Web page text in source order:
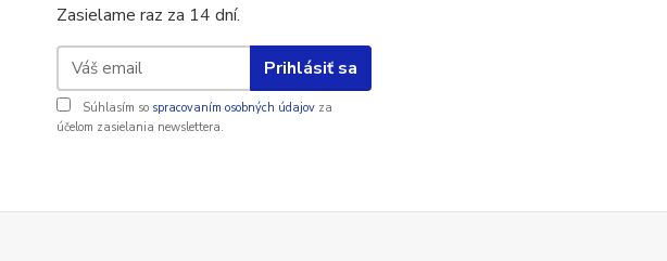
Zasielame raz za 14 dní.
Prihlásiť sa
Súhlasím so spracovaním osobných údajov za
účelom zasielania newslettera.